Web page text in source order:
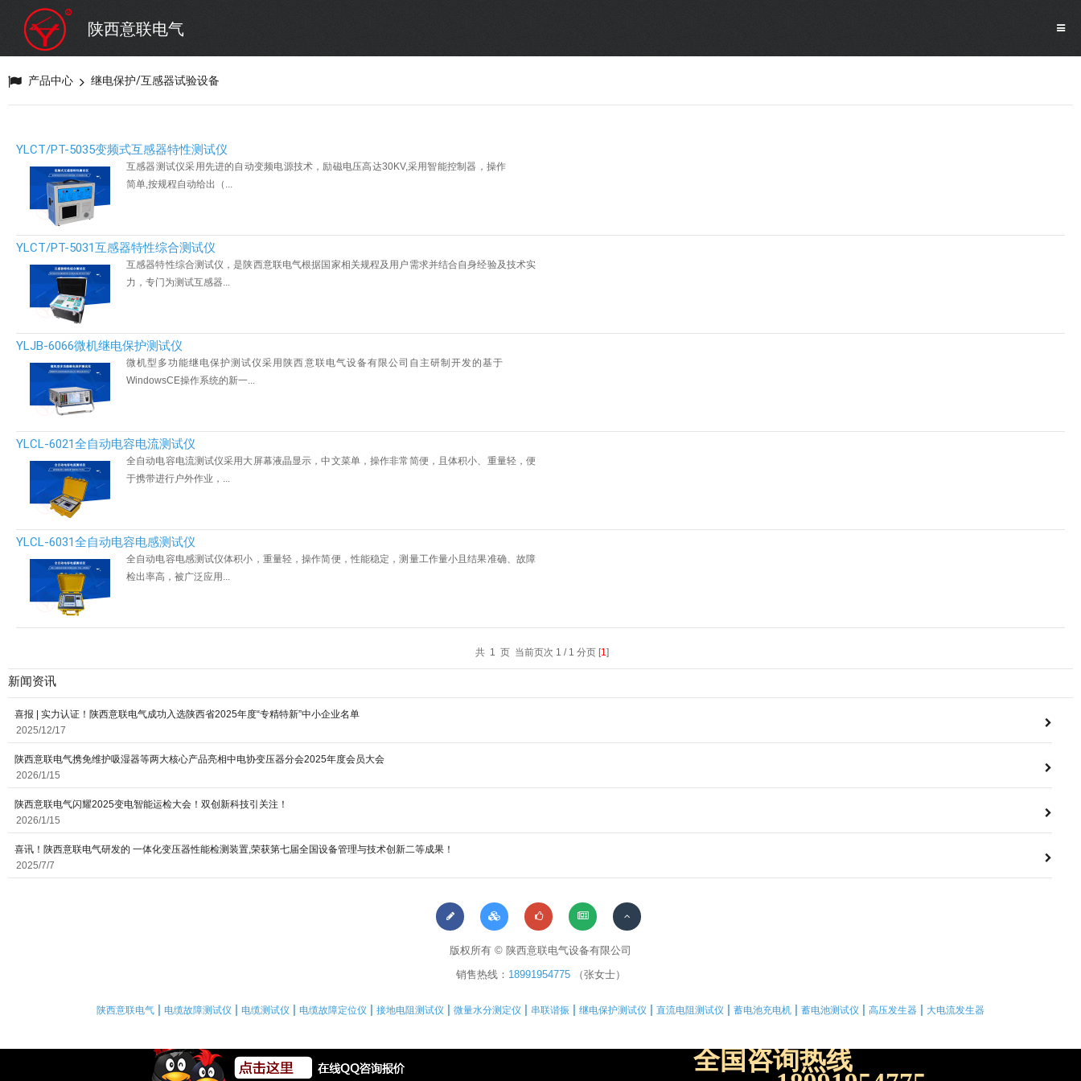
继电保护/互感器试验设备
蓄电池测试仪器/直流系统
修试辅助设备
陕西意联电气
产品中心 继电保护/互感器试验设备
YLCT/PT-5035变频式互感器特性测试仪
互感器测试仪采用先进的自动变频电源技术，励磁电压高达30KV,采用智能控制器，操作
简单,按规程自动给出（...
YLCT/PT-5031互感器特性综合测试仪
互感器特性综合测试仪，是陕西意联电气根据国家相关规程及用户需求并结合自身经验及技术实
力，专门为测试互感器...
YLJB-6066微机继电保护测试仪
微机型多功能继电保护测试仪采用陕西意联电气设备有限公司自主研制开发的基于
WindowsCE操作系统的新一...
YLCL-6021全自动电容电流测试仪
全自动电容电流测试仪采用大屏幕液晶显示，中文菜单，操作非常简便，且体积小、重量轻，便
于携带进行户外作业，...
YLCL-6031全自动电容电感测试仪
全自动电容电感测试仪体积小，重量轻，操作简便，性能稳定，测量工作量小且结果准确、故障
检出率高，被广泛应用...
共 1 页 当前页次 1 / 1 分页 [1]
新闻资讯
喜报 | 实力认证！陕西意联电气成功入选陕西省2025年度“专精特新”中小企业名单
2025/12/17
陕西意联电气携免维护吸湿器等两大核心产品亮相中电协变压器分会2025年度会员大会
2026/1/15
陕西意联电气闪耀2025变电智能运检大会！双创新科技引关注！
2026/1/15
喜讯！陕西意联电气研发的 一体化变压器性能检测装置,荣获第七届全国设备管理与技术创新二等成果！
2025/7/7
版权所有 © 陕西意联电气设备有限公司
销售热线： 18991954775（张女士）
陕西意联电气| 电缆故障测试仪 | 电缆测试仪 | 电缆故障定位仪 | 接地电阻测试仪 | 微量水分测定仪 | 串联谐振 | 继电保护测试仪 | 直流电阻测试仪 | 蓄电池充电机| 蓄电池测试仪 | 高压发生器| 大电流发生器
全国咨询热线